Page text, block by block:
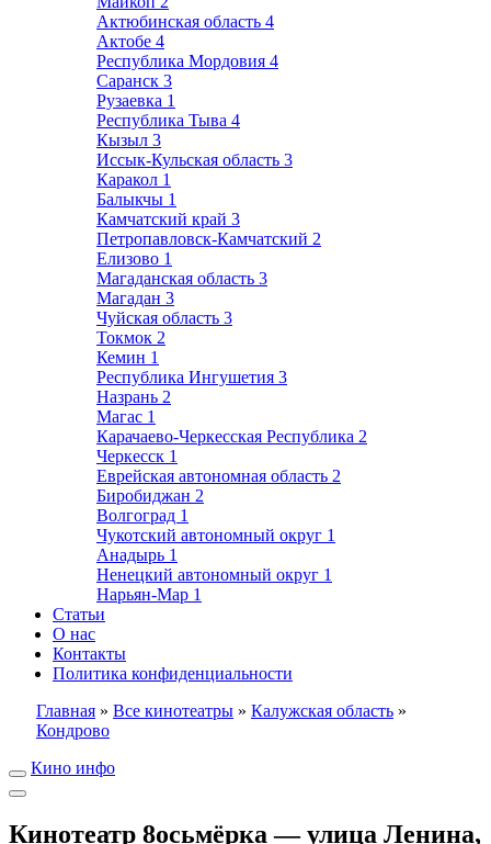
Актюбинская область 4
Актобе 4
Республика Мордовия 4
Саранск 3
Рузаевка 1
Республика Тыва 4
Кызыл 3
Иссык-Кульская область 3
Каракол 1
Балыкчы 1
Камчатский край 3
Петропавловск-Камчатский 2
Елизово 1
Магаданская область 3
Магадан 3
Чуйская область 3
Токмок 2
Кемин 1
Республика Ингушетия 3
Назрань 2
Магас 1
Карачаево-Черкесская Республика 2
Черкесск 1
Еврейская автономная область 2
Биробиджан 2
Волгоград 1
Чукотский автономный округ 1
Анадырь 1
Ненецкий автономный округ 1
Нарьян-Мар 1
Статьи
О нас
Контакты
Политика конфиденциальности
Главная » Все кинотеатры » Калужская область »
Кондрово
Кино инфо
Кинотеатр 8осьмёрка — улица Ленина,